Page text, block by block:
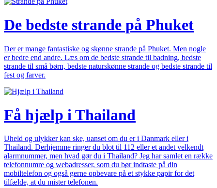
De bedste strande på Phuket
Der er mange fantastiske og skønne strande på Phuket. Men nogle
er bedre end andre. Læs om de bedste strande til badning, bedste
strande til små børn, bedste naturskønne strande og bedste strande til
fest og farver.
Få hjælp i Thailand
Uheld og ulykker kan ske, uanset om du er i Danmark eller i
Thailand. Derhjemme ringer du blot til 112 eller et andet velkendt
alarmnummer, men hvad gør du i Thailand? Jeg har samlet en række
telefonnumre og webadresser, som du bør indtaste på din
mobiltelefon og også gerne opbevare på et stykke papir for det
tilfælde, at du mister telefonen.